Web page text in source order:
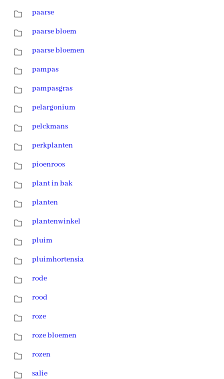
paarse
paarse bloem
paarse bloemen
pampas
pampasgras
pelargonium
pelckmans
perkplanten
pioenroos
plant in bak
planten
plantenwinkel
pluim
pluimhortensia
rode
rood
roze
roze bloemen
rozen
salie